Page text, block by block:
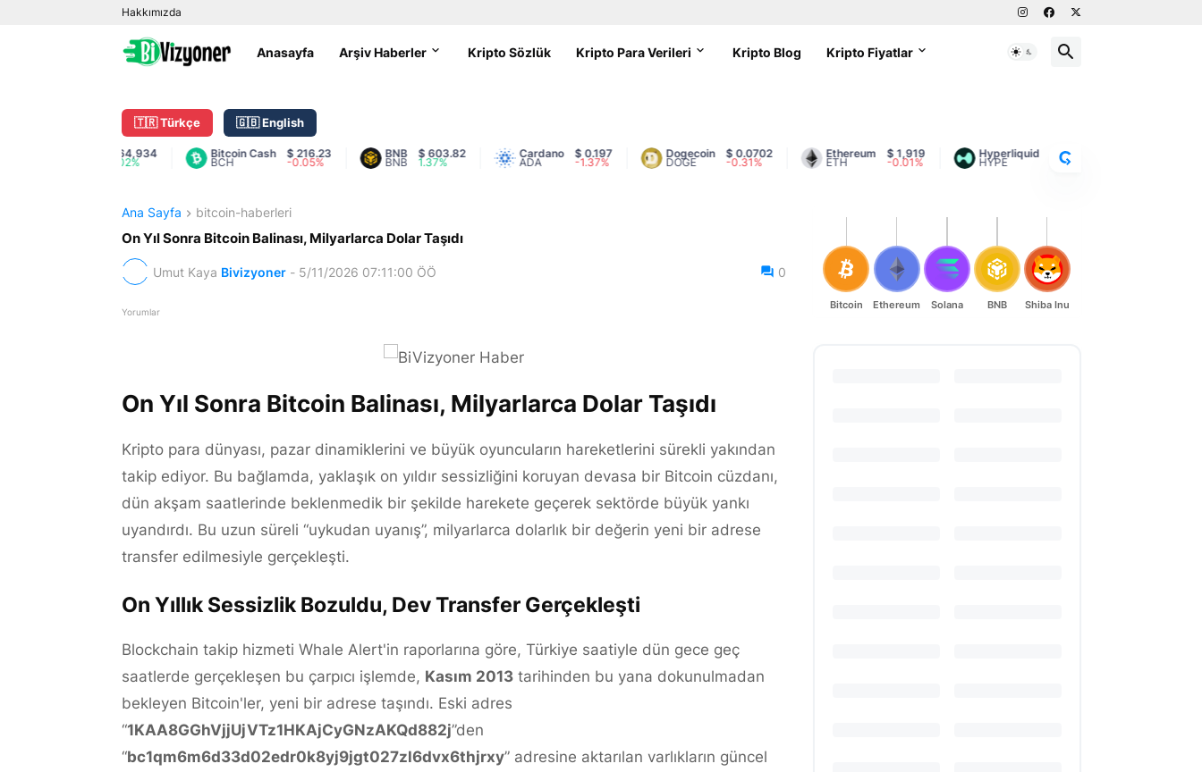
Hakkımızda
Anasayfa Arşiv Haberler Kripto Sözlük Kripto Para Verileri Kripto Blog Kripto Fiyatlar
🇹🇷 Türkçe 🇬🇧 English
$ 64,934 Bitcoin Cash
BCH
$ 216.23
-0.05%
BNB
BNB
$ 603.82
1.37%
Cardano
ADA
$ 0.197
-1.37%
Dogecoin
DOGE
$ 0.0702
-0.31%
Ethereum
ETH
$ 1,919
-0.01%
Hyperliquid
HYPE
$ 54.21
-0.64%
Ana Sayfa bitcoin-haberleri
On Yıl Sonra Bitcoin Balinası, Milyarlarca Dolar Taşıdı
Umut Kaya Bivizyoner - 5/11/2026 07:11:00 ÖÖ 0
Yorumlar
On Yıl Sonra Bitcoin Balinası, Milyarlarca Dolar Taşıdı
Kripto para dünyası, pazar dinamiklerini ve büyük oyuncuların hareketlerini sürekli yakından
takip ediyor. Bu bağlamda, yaklaşık on yıldır sessizliğini koruyan devasa bir Bitcoin cüzdanı,
dün akşam saatlerinde beklenmedik bir şekilde harekete geçerek sektörde büyük yankı
uyandırdı. Bu uzun süreli “uykudan uyanış”, milyarlarca dolarlık bir değerin yeni bir adrese
transfer edilmesiyle gerçekleşti.
On Yıllık Sessizlik Bozuldu, Dev Transfer Gerçekleşti
Blockchain takip hizmeti Whale Alert'in raporlarına göre, Türkiye saatiyle dün gece geç
saatlerde gerçekleşen bu çarpıcı işlemde, Kasım 2013tarihinden bu yana dokunulmadan
bekleyen Bitcoin'ler, yeni bir adrese taşındı. Eski adres
“1KAA8GGhVjjUjVTz1HKAjCyGNzAKQd882j”den
“bc1qm6m6d33d02edr0k8yj9jgt027zl6dvx6thjrxy” adresine aktarılan varlıkların güncel
Bitcoin Ethereum Solana BNB Shiba Inu